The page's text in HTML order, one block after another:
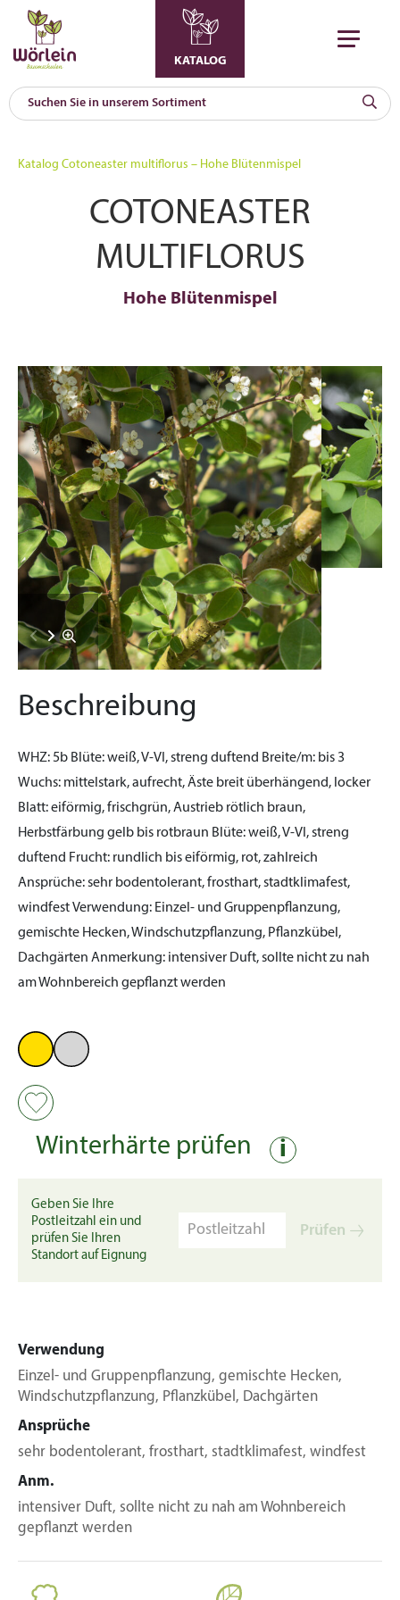
KATALOG
Katalog Cotoneaster multiflorus – Hohe Blütenmispel
COTONEASTER
MULTIFLORUS
Hohe Blütenmispel
Beschreibung
WHZ:5b Blüte:weiß, V-VI, streng duftend Breite/m: bis 3
Wuchs: mittelstark, aufrecht, Äste breit überhängend, locker
Blatt:eiförmig, frischgrün, Austrieb rötlich braun,
Herbstfärbung gelb bis rotbraun Blüte:weiß, V-VI, streng
duftend Frucht: rundlich bis eiförmig, rot, zahlreich
Ansprüche:sehr bodentolerant, frosthart, stadtklimafest,
windfestVerwendung: Einzel- und Gruppenpflanzung,
gemischte Hecken, Windschutzpflanzung, Pflanzkübel,
Dachgärten Anmerkung: intensiver Duft, sollte nicht zu nah
am Wohnbereich gepflanzt werden
Winterhärte prüfen i
Geben Sie Ihre
Postleitzahl ein und
prüfen Sie Ihren
Standort auf Eignung
Prüfen
Verwendung
Einzel- und Gruppenpflanzung, gemischte Hecken,
Windschutzpflanzung, Pflanzkübel, Dachgärten
Ansprüche
sehr bodentolerant, frosthart, stadtklimafest, windfest
Anm.
intensiver Duft, sollte nicht zu nah am Wohnbereich
gepflanzt werden